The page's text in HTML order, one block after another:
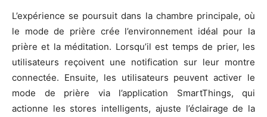
L’expérience se poursuit dans la chambre principale, où
le mode de prière crée l’environnement idéal pour la
prière et la méditation. Lorsqu’il est temps de prier, les
utilisateurs reçoivent une notification sur leur montre
connectée. Ensuite, les utilisateurs peuvent activer le
mode de prière via l’application SmartThings, qui
actionne les stores intelligents, ajuste l’éclairage de la